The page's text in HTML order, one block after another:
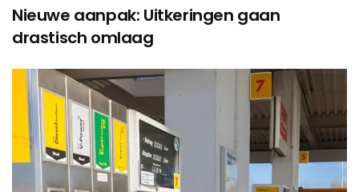
Nieuwe aanpak: Uitkeringen gaan
drastisch omlaag